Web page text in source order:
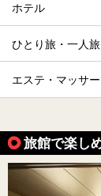
ホテル
ひとり旅・一人旅
エステ・マッサ
旅館で楽し